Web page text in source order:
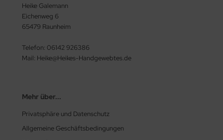
Heike Galemann
Eichenweg 6
65479 Raunheim
Telefon: 06142 926386
Mail: Heike@Heikes-Handgewebtes.de
Mehr über...
Privatsphäre und Datenschutz
Allgemeine Geschäftsbedingungen